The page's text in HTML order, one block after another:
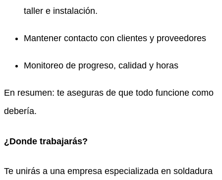
taller e instalación.
Mantener contacto con clientes y proveedores
Monitoreo de progreso, calidad y horas
En resumen: te aseguras de que todo funcione como
debería.
¿Donde trabajarás?
Te unirás a una empresa especializada en soldadura